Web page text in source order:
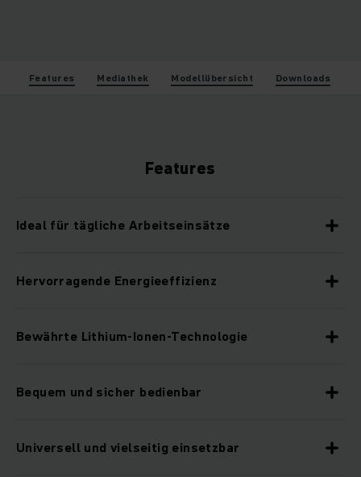
Features Mediathek Modellübersicht Downloads
Features
Ideal für tägliche Arbeitseinsätze
Hervorragende Energieeffizienz
Bewährte Lithium-Ionen-Technologie
Bequem und sicher bedienbar
Universell und vielseitig einsetzbar